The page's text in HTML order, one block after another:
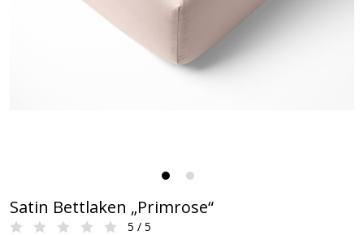
Satin Bettlaken „Primrose“
5 / 5